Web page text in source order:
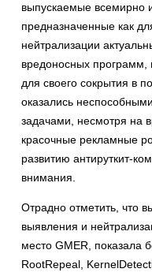
выпускаемые всемирно
предназначенные как
нейтрализации
вредоносных
для своего сокрытия в
оказались
задачами, несмотря на
красочные рекламные
развитию антируткит-
внимания.
Отрадно отметить, что
выявления и
место GMER, показала
RootRepeal,